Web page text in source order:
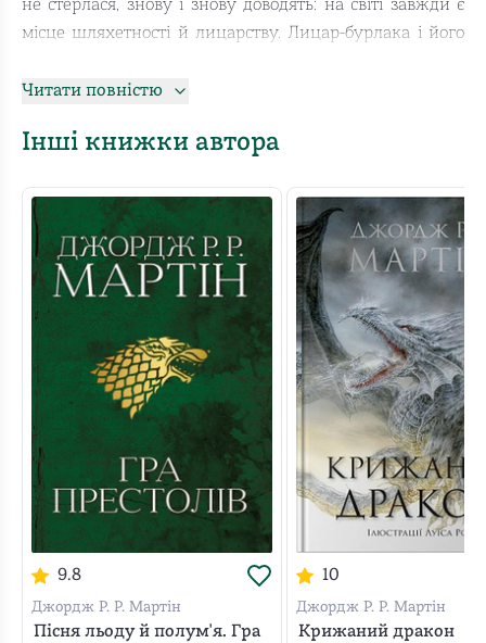
не стерлася, знову і знову доводять: на світі завжди є
місце шляхетності й лицарству. Лицар-бурлака і його
маленький голомозий Бовтун — двоє неймовірних
вистало б на цілий Вестерос. Їх не зупинять ні могутні
несправедливість — разом вони поборють усе й
вийдуть справжніми переможцями.
Читати повністю
Інші книжки автора
9.8
Джордж Р. Р. Мартін
Пісня льоду й полум'я. Гра
10
Джордж Р. Р. Мартін
Крижаний дракон